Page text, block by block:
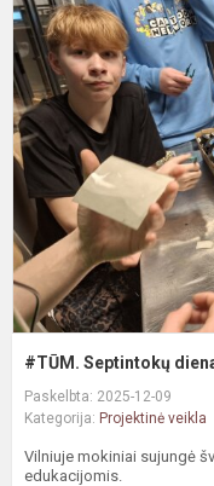
#TŪM. Septintokų
Paskelbta: 2025-12-09
Kategorija: Projektinė veikla
Vilniuje mokiniai sujungė
edukacijomis.